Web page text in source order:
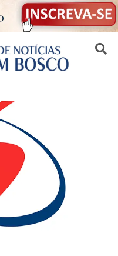
mobile